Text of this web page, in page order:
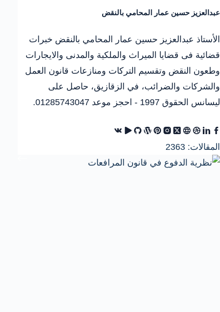
عبدالعزيز حسين عمار المحامي بالنقض
الأستاذ عبدالعزيز حسين عمار المحامي بالنقض خبرات
قضائية فى قضايا الميراث والملكية والمدنى والايجارات
وطعون النقض وتقسيم التركات ومنازعات قانون العمل
والشركات والضرائب، في الزقازيق، حاصل على
ليسانس الحقوق 1997 - احجز موعد 01285743047.
المقالات: 2363